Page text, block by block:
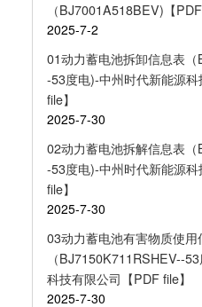
（BJ7001A518BEV)【PDF
2025-7-2
01动力蓄电池拆卸信息表
-53度电)-中州时代新能源
file】
2025-7-30
02动力蓄电池拆解信息表
-53度电)-中州时代新能源
file】
2025-7-30
03动力蓄电池有害物质使用
（BJ7150K711RSHEV--
科技有限公司【PDF file】
2025-7-30